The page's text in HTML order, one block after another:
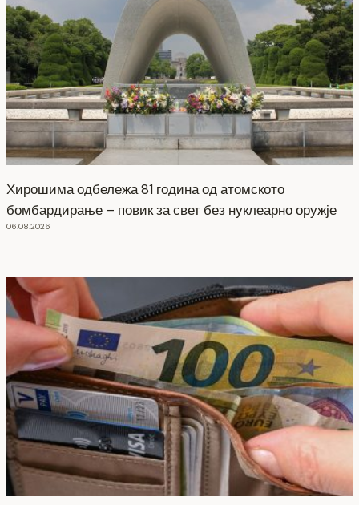
Хирошима одбележа 81 година од атомското
бомбардирање – повик за свет без нуклеарно оружје
06.08.2026